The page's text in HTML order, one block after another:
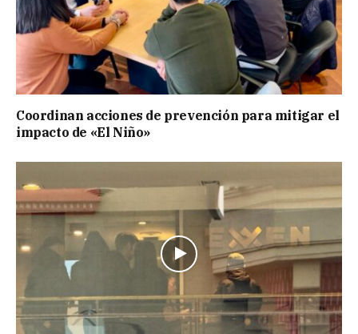
Coordinan acciones de prevención para mitigar el
impacto de «El Niño»